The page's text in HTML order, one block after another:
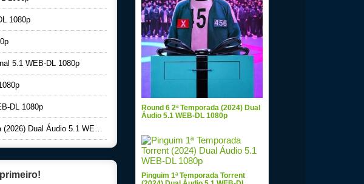
1080p
5.1 WEB-DL 1080p
DL 1080p
Áudio 5.1 WEB-DL 1080p
Round 6 2ª Temporada (2024) Dual
Áudio 5.1 WEB-DL 1080p
Pinguim 1ª Temporada Torrent